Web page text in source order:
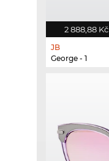
2 888,88 Kč
JB
George - 1